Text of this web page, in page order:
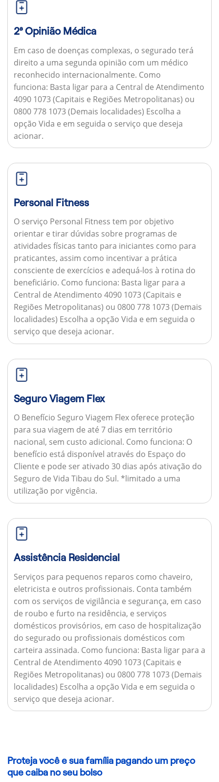
2ª Opinião Médica
Em caso de doenças complexas, o segurado terá
direito a uma segunda opinião com um médico
reconhecido internacionalmente. Como
funciona: Basta ligar para a Central de Atendimento
4090 1073 (Capitais e Regiões Metropolitanas) ou
0800 778 1073 (Demais localidades) Escolha a
opção Vida e em seguida o serviço que deseja
acionar.
Personal Fitness
O serviço Personal Fitness tem por objetivo
orientar e tirar dúvidas sobre programas de
atividades físicas tanto para iniciantes como para
praticantes, assim como incentivar a prática
consciente de exercícios e adequá-los à rotina do
beneficiário. Como funciona: Basta ligar para a
Central de Atendimento 4090 1073 (Capitais e
Regiões Metropolitanas) ou 0800 778 1073 (Demais
localidades) Escolha a opção Vida e em seguida o
serviço que deseja acionar.
Seguro Viagem Flex
O Benefício Seguro Viagem Flex oferece proteção
para sua viagem de até 7 dias em território
nacional, sem custo adicional. Como funciona: O
benefício está disponível através do Espaço do
Cliente e pode ser ativado 30 dias após ativação do
Seguro de Vida Tibau do Sul. *limitado a uma
utilização por vigência.
Assistência Residencial
Serviços para pequenos reparos como chaveiro,
eletricista e outros profissionais. Conta também
com os serviços de vigilância e segurança, em caso
de roubo e furto na residência, e serviços
domésticos provisórios, em caso de hospitalização
do segurado ou profissionais domésticos com
carteira assinada. Como funciona: Basta ligar para a
Central de Atendimento 4090 1073 (Capitais e
Regiões Metropolitanas) ou 0800 778 1073 (Demais
localidades) Escolha a opção Vida e em seguida o
serviço que deseja acionar.
Proteja você e sua família pagando um preço
que caiba no seu bolso